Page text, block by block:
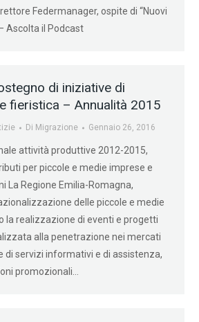
Federmanager, ospite di “Nuovi
Ascolta il Podcast
di iniziative di
fieristica – Annualità 2015
Di Migrazione Gennaio 26, 2016
attività produttive 2012-2015,
per piccole e medie imprese e
La Regione Emilia-Romagna,
delle piccole e medie
la realizzazione di eventi e progetti
alla penetrazione nei mercati
di servizi informativi e di assistenza,
promozionali…